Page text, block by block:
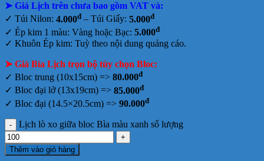
➤ Giá Lịch trên chưa bao gồm VAT và:
✓ Túi Nilon: 4.000đ – Túi Giấy: 5.000đ
✓ Ép kim 1 màu: Vàng hoặc Bạc: 5.000đ
✓ Khuôn Ép kim: Tuỳ theo nội dung quảng cáo.
➤ Giá Bìa Lịch trọn bộ tùy chọn Bloc:
✓ Bloc trung (10x15cm) => 80.000đ
✓ Bloc đại lở (13x19cm) => 85.000đ
✓ Bloc đại (14.5×20.5cm) => 90.000đ
Lịch lò xo giữa bloc Bìa màu xanh số lượng
Thêm vào giỏ hàng